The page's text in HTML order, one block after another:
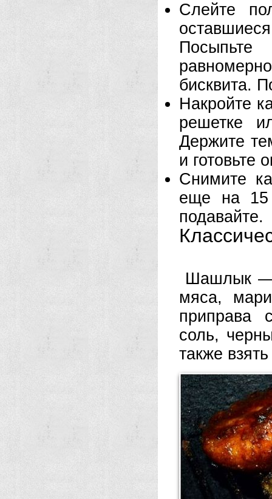
Слейте
бисквита.
Накройте
решетке
Держите
и готовьте
Снимите
еще на 15
подавайте.
Шашлык —
мяса,
приправа
соль,
также